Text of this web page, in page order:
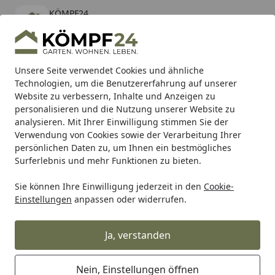
Unsere Seite verwendet Cookies und ähnliche
Technologien, um die Benutzererfahrung auf unserer
Website zu verbessern, Inhalte und Anzeigen zu
personalisieren und die Nutzung unserer Website zu
analysieren. Mit Ihrer Einwilligung stimmen Sie der
Verwendung von Cookies sowie der Verarbeitung Ihrer
persönlichen Daten zu, um Ihnen ein bestmögliches
Surferlebnis und mehr Funktionen zu bieten.
Sie können Ihre Einwilligung jederzeit in den Cookie-
Einstellungen anpassen oder widerrufen.
Ja, verstanden
Nein, Einstellungen öffnen
KÖMPF24
kostenlos - Im App Store
Hotline
Alle Produkte
Mein Konto
Suchen
Karibu Pools inkl. gratis Sandfilteranlage & Pool-
Starterset (Gesamtwert bis 468,99€)
Startseite
SBS Kupplungslamellen SBS Kupplungslamellen-Kit
SBS Kupplungslamellen-Kit 50203